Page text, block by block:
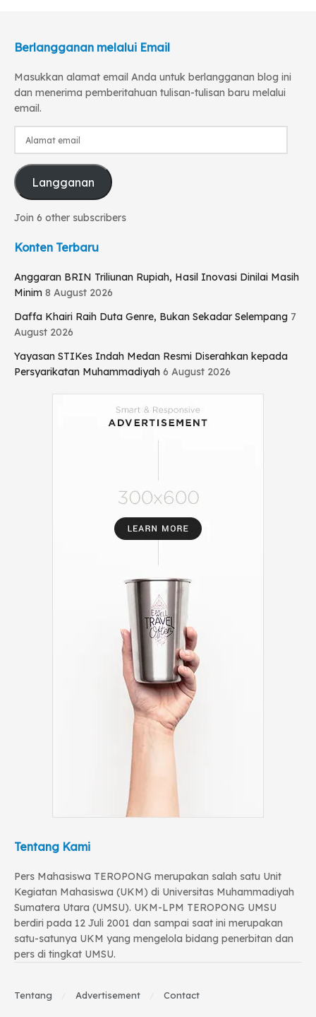
Berlangganan melalui Email
Masukkan alamat email Anda untuk berlangganan blog ini
dan menerima pemberitahuan tulisan-tulisan baru melalui
email.
Langganan
Join 6 other subscribers
Konten Terbaru
Anggaran BRIN Triliunan Rupiah, Hasil Inovasi Dinilai Masih
Minim 8 August 2026
Daffa Khairi Raih Duta Genre, Bukan Sekadar Selempang 7
August 2026
Yayasan STIKes Indah Medan Resmi Diserahkan kepada
Persyarikatan Muhammadiyah 6 August 2026
Tentang Kami
Pers Mahasiswa TEROPONG merupakan salah satu Unit
Kegiatan Mahasiswa (UKM) di Universitas Muhammadiyah
Sumatera Utara (UMSU). UKM-LPM TEROPONG UMSU
berdiri pada 12 Juli 2001 dan sampai saat ini merupakan
satu-satunya UKM yang mengelola bidang penerbitan dan
pers di tingkat UMSU.
Tentang Advertisement Contact